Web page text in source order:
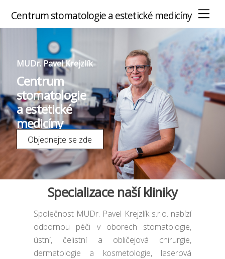
M
e
n
u
Centrum stomatologie a estetické medicíny
MUDr. Pavel Krejzlík
Centrum
stomatologie
a estetické
medicíny
Objednejte se zde
Specializace naší kliniky
Společnost MUDr. Pavel Krejzlík s.r.o. nabízí
odbornou péči v oborech stomatologie,
ústní, čelistní a obličejová chirurgie,
dermatologie a kosmetologie, laserová